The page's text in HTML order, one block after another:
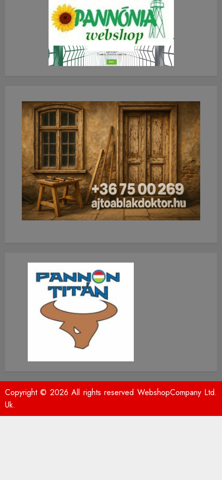
Copyright © 2026 All rights reserved WebshopCompany Ltd.
Uk.